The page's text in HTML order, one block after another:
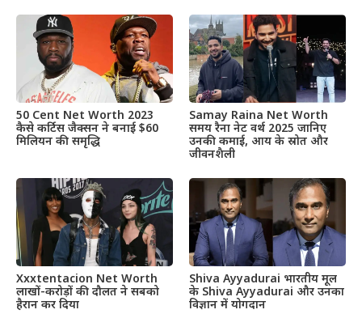
50 Cent Net Worth 2023
कैसे कर्टिस जैक्सन ने बनाई $60
मिलियन की समृद्धि
Samay Raina Net Worth
समय रैना नेट वर्थ 2025 जानिए
उनकी कमाई, आय के स्रोत और
जीवनशैली
Xxxtentacion Net Worth
लाखों-करोड़ों की दौलत ने सबको
हैरान कर दिया
Shiva Ayyadurai भारतीय मूल
के Shiva Ayyadurai और उनका
विज्ञान में योगदान